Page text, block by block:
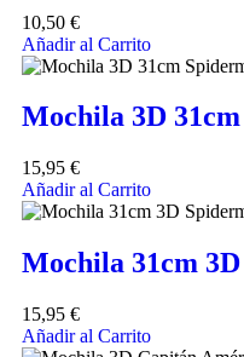
10,50 €
Añadir al Carrito
Mochila 3D
15,95 €
Añadir al Carrito
Mochila 31cm
15,95 €
Añadir al Carrito